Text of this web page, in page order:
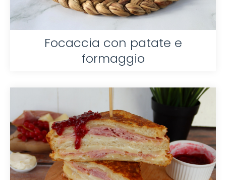
Focaccia con patate e
formaggio